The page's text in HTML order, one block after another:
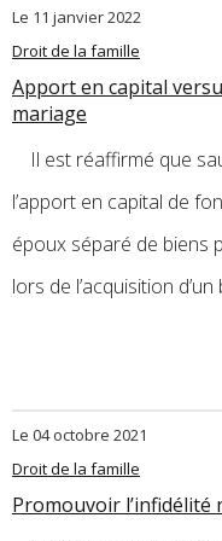
Le 11 janvier 2022
Droit de la famille
Apport en capital
mariage
Il est réaffirmé que sauf convention contraire des époux,
l’apport en capital de
époux séparé de biens
lors de l’acquisition
Le 04 octobre 2021
Droit de la famille
Promouvoir l’infidélité